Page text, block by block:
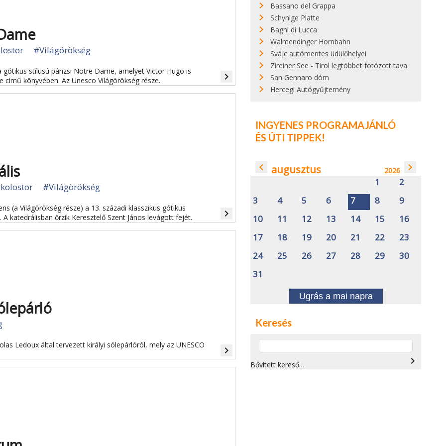
#Világörökség
gótikus stílusú párizsi Notre Dame, amelyet Victor Hugo is
könyvében. Az Unesco Világörökség része.
navigate_next
#Világörökség
(a Világörökség része) a 13. századi klasszikus gótikus
katedrálisban őrzik Keresztelő Szent János levágott fejét.
navigate_next
Ledoux által tervezett királyi sólepárlóról, mely az UNESCO navigate_next
Bassano del Grappa
Schynige Platte
Bagni di Lucca
Walmendinger Hornbahn
Svájc autómentes üdülőhelyei
Zireiner See - Tirol legtöbbet fotózott tava
San Gennaro dóm
Hercegi Autógyűjtemény
INGYENES PROGRAMAJÁNLÓ
ÉS ÚTI TIPPEK!
navigate_before augusztus 2026 navigate_next
1
2
3
4 5 6 7 8
9
10
11 12 13 14 15
16
17
18 19 20 21 22
23
24
25 26 27 28 29
30
31
Ugrás a mai napra
Keresés
Bővített kereső… navigate_next